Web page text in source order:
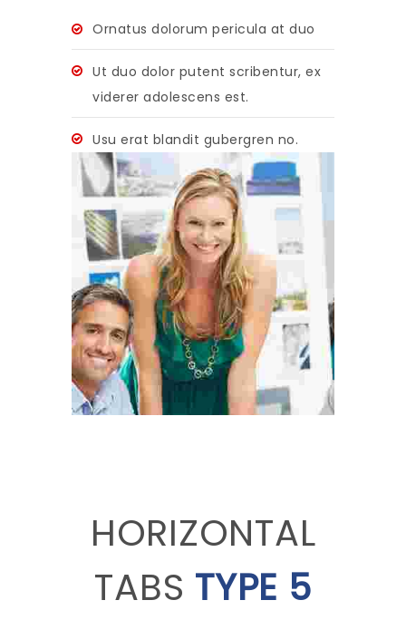
Ornatus dolorum pericula at duo
Ut duo dolor putent scribentur, ex
viderer adolescens est.
Usu erat blandit gubergren no.
HORIZONTAL
TABS TYPE 5